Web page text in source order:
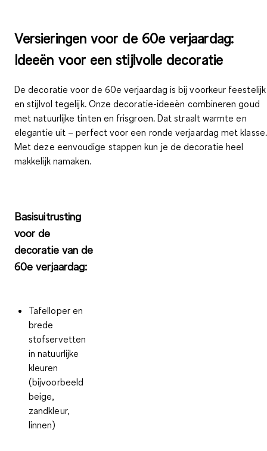
Versieringen voor de 60e verjaardag:
Ideeën voor een stijlvolle decoratie
De decoratie voor de 60e verjaardag is bij voorkeur feestelijk
en stijlvol tegelijk. Onze decoratie-ideeën combineren goud
met natuurlijke tinten en frisgroen. Dat straalt warmte en
elegantie uit – perfect voor een ronde verjaardag met klasse.
Met deze eenvoudige stappen kun je de decoratie heel
makkelijk namaken.
Basisuitrusting
voor de
decoratie van de
60e verjaardag:
Tafelloper en
brede
stofservetten
in natuurlijke
kleuren
(bijvoorbeeld
beige,
zandkleur,
linnen)